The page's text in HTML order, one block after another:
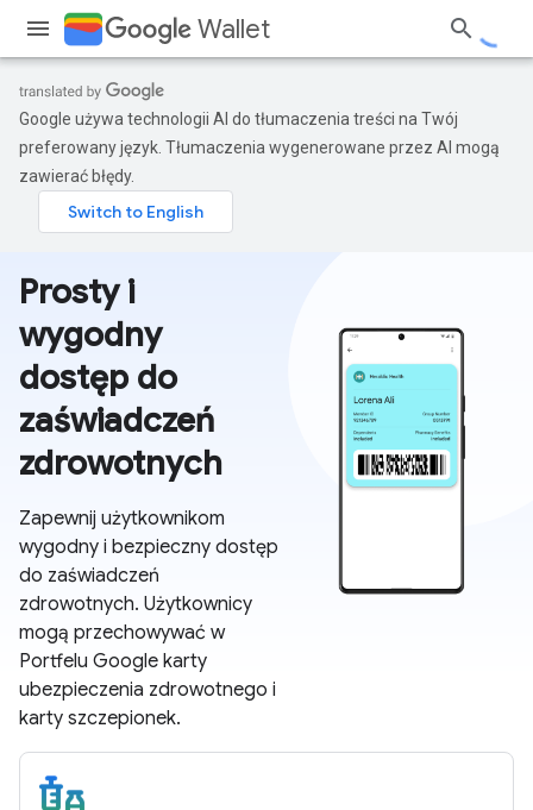
Wallet
Google używa technologii AI do tłumaczenia treści na Twój
preferowany język. Tłumaczenia wygenerowane przez AI mogą
zawierać błędy.
Prosty i
wygodny
dostęp do
zaświadczeń
zdrowotnych
Zapewnij użytkownikom
wygodny i bezpieczny dostęp
do zaświadczeń
zdrowotnych. Użytkownicy
mogą przechowywać w
Portfelu Google karty
ubezpieczenia zdrowotnego i
karty szczepionek.